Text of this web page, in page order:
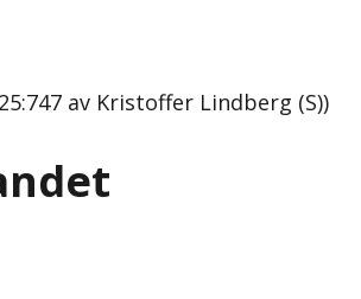
av Kristoffer Lindberg (S))